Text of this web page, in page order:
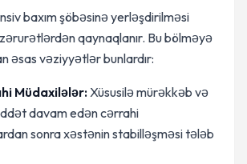
baxım şöbəsinə yerləşdirilməsi
qaynaqlanır. Bu bölməyə
əsas vəziyyətlər bunlardır:
Müdaxilələr:Xüsusilə mürəkkəb və
davam edən cərrahi
sonra xəstənin stabilləşməsi tələb